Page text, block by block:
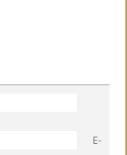
E-